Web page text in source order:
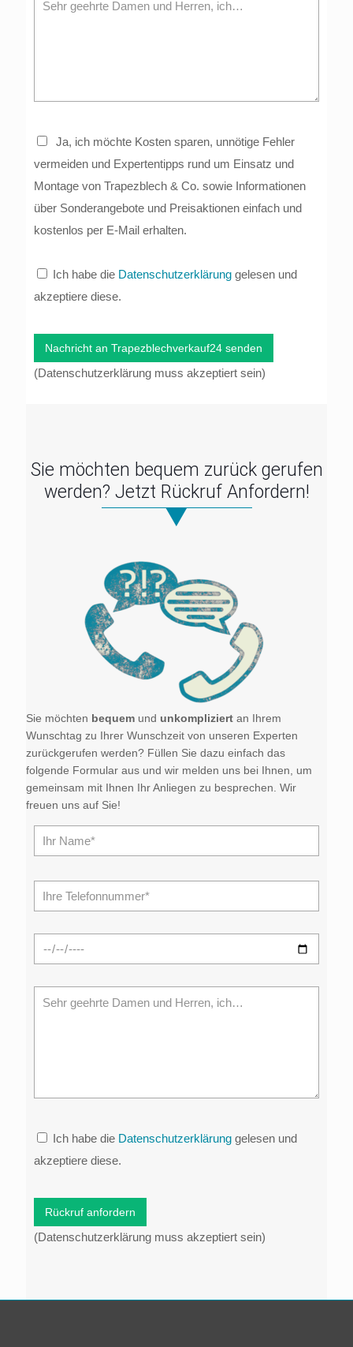
Ja, ich möchte Kosten sparen, unnötige Fehler
vermeiden und Expertentipps rund um Einsatz und
Montage von Trapezblech & Co. sowie Informationen
über Sonderangebote und Preisaktionen einfach und
kostenlos per E-Mail erhalten.
Ich habe die Datenschutzerklärung gelesen und
akzeptiere diese.
(Datenschutzerklärung muss akzeptiert sein)
Sie möchten bequem zurück gerufen
werden? Jetzt Rückruf Anfordern!
Sie möchten bequem und unkompliziert an Ihrem
Wunschtag zu Ihrer Wunschzeit von unseren Experten
zurückgerufen werden? Füllen Sie dazu einfach das
folgende Formular aus und wir melden uns bei Ihnen, um
gemeinsam mit Ihnen Ihr Anliegen zu besprechen. Wir
freuen uns auf Sie!
Bitte
Bitte
Ich habe die Datenschutzerklärung gelesen und
akzeptiere diese.
(Datenschutzerklärung muss akzeptiert sein)